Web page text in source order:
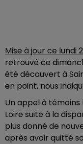
Mise à jour ce lundi
retrouvé ce
été découvert à
en point, nous
Un appel à
Loire suite à la
plus donné de
après avoir quitté